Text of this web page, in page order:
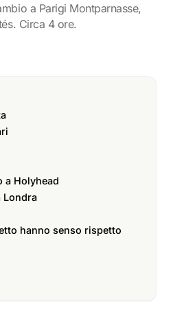
a Parigi Montparnasse,
Circa 4 ore.
a Holyhead
Londra
hanno senso rispetto